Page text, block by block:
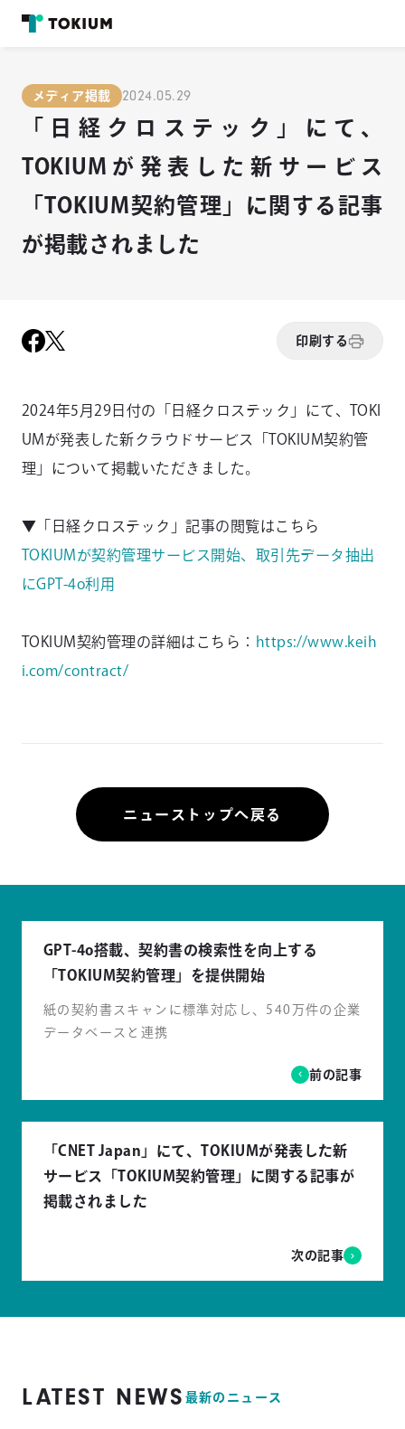
メディア掲載 2024.05.29
「日経クロステック」にて、
TOKIUMが発表した新サービス
「TOKIUM契約管理」に関する記事
が掲載されました
印刷する
2024年5月29日付の「日経クロステック」にて、TOKI
UMが発表した新クラウドサービス「TOKIUM契約管
理」について掲載いただきました。
▼「日経クロステック」記事の閲覧はこちら
TOKIUMが契約管理サービス開始、取引先データ抽出
にGPT-4o利用
TOKIUM契約管理の詳細はこちら：
https://www.keih
i.com/contract/
ニューストップへ戻る
GPT-4o搭載、契約書の検索性を向上する
「TOKIUM契約管理」を提供開始
紙の契約書スキャンに標準対応し、540万件の企業
データベースと連携
前の記事
「CNET Japan」にて、TOKIUMが発表した新
サービス「TOKIUM契約管理」に関する記事が
掲載されました
次の記事
LATEST NEWS 最新のニュース